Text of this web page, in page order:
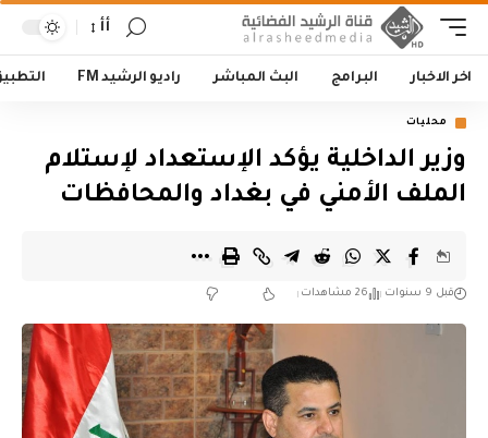
أأ
اخر الاخبار البرامج البث المباشر راديو الرشيد FM
محليات
وزير الداخلية يؤكد الإستعداد لإستلام
الملف الأمني في بغداد والمحافظات
قبل 9 سنوات 26 مشاهدات